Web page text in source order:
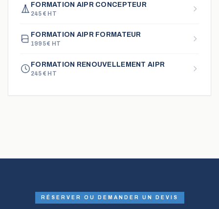
FORMATION AIPR CONCEPTEUR
245 € HT
FORMATION AIPR FORMATEUR
1995€ HT
FORMATION RENOUVELLEMENT AIPR
245 € HT
RÉSERVER OU DEMANDER UN DEVIS